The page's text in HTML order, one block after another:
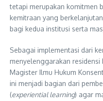
tetapi merupakan komitmen
kemitraan yang
bagi kedua institusi serta
Sebagai implementasi dari
menyelenggarakan
Magister Ilmu Hukum
ini menjadi bagian dari
(experiential learning) agar